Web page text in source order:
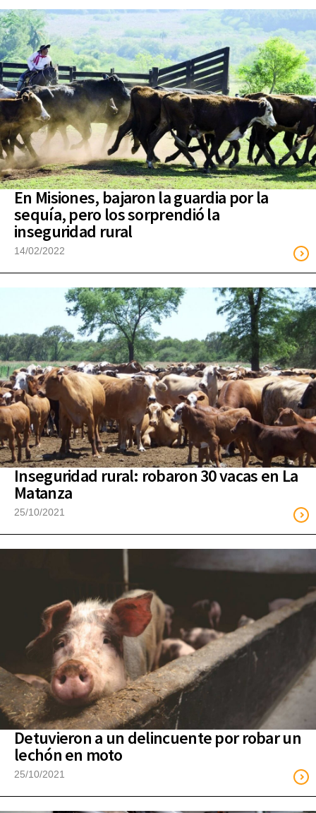
En Misiones, bajaron la guardia por la
sequía, pero los sorprendió la
inseguridad rural
14/02/2022
Inseguridad rural: robaron 30 vacas en La
Matanza
25/10/2021
Detuvieron a un delincuente por robar un
lechón en moto
25/10/2021